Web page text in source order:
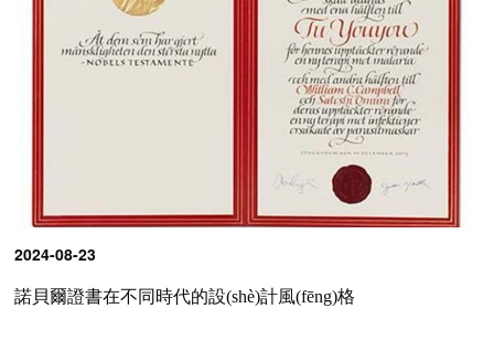
2024-08-23
諾貝爾證書在不同時代的設(shè)計風(fēng)格